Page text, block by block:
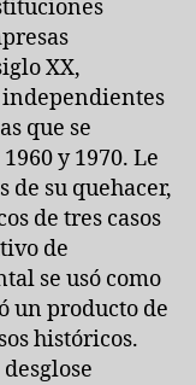
XX,
que se
y 1970. Le
su quehacer,
de tres casos
de
se usó como
un producto de
históricos.